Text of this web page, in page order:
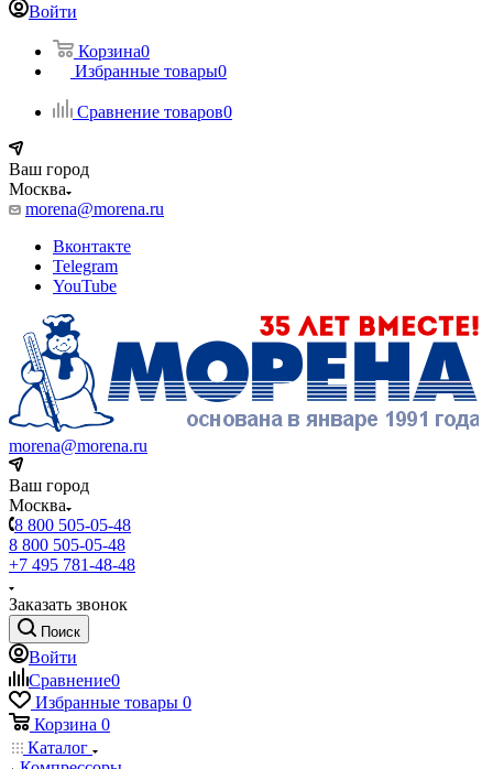
Войти
Корзина0
Избранные товары0
Сравнение товаров0
Ваш город
Москва
morena@morena.ru
Вконтакте
Telegram
YouTube
morena@morena.ru
Ваш город
Москва
8 800 505-05-48
8 800 505-05-48
+7 495 781-48-48
Заказать звонок
Поиск
Войти
Сравнение0
Избранные товары 0
Корзина 0
Каталог